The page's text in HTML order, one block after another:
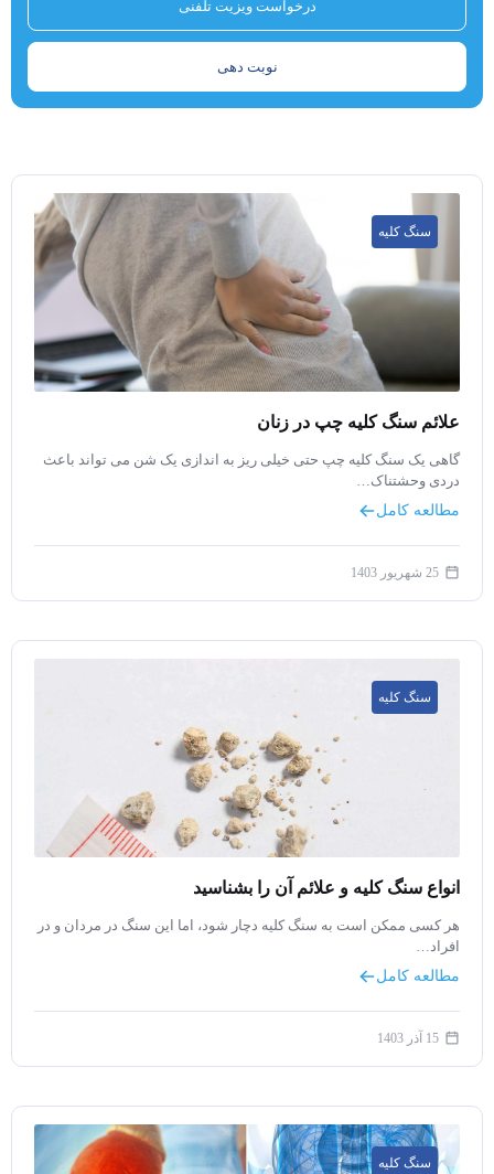
درخواست ویزیت تلفنی
نوبت دهی
سنگ کلیه
علائم سنگ کلیه چپ در زنان
گاهی یک سنگ کلیه چپ حتی خیلی ریز به اندازی یک شن می تواند باعث
دردی وحشتناک…
مطالعه کامل
25 شهریور 1403
سنگ کلیه
انواع سنگ کلیه و علائم آن را بشناسید
هر کسی ممکن است به سنگ کلیه دچار شود، اما این سنگ در مردان و در
افراد…
مطالعه کامل
15 آذر 1403
سنگ کلیه